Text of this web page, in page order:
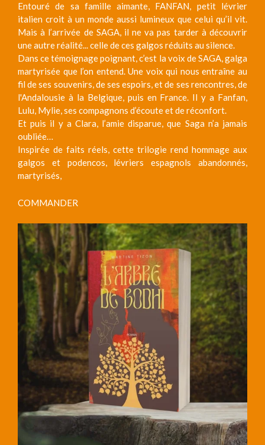
Entouré de sa famille aimante, FANFAN, petit lévrier
italien croit à un monde aussi lumineux que celui qu’il vit.
Mais à l’arrivée de SAGA, il ne va pas tarder à découvrir
une autre réalité... celle de ces galgos réduits au silence.
Dans ce témoignage poignant, c’est la voix de SAGA, galga
martyrisée que l’on entend. Une voix qui nous entraîne au
fil de ses souvenirs, de ses espoirs, et de ses rencontres, de
l'Andalousie à la Belgique, puis en France. Il y a Fanfan,
Lulu, Mylie, ses compagnons d’écoute et de réconfort.
Et puis il y a Clara, l’amie disparue, que Saga n’a jamais
oubliée…
Inspirée de faits réels, cette trilogie rend hommage aux
galgos et podencos, lévriers espagnols abandonnés,
martyrisés,
COMMANDER